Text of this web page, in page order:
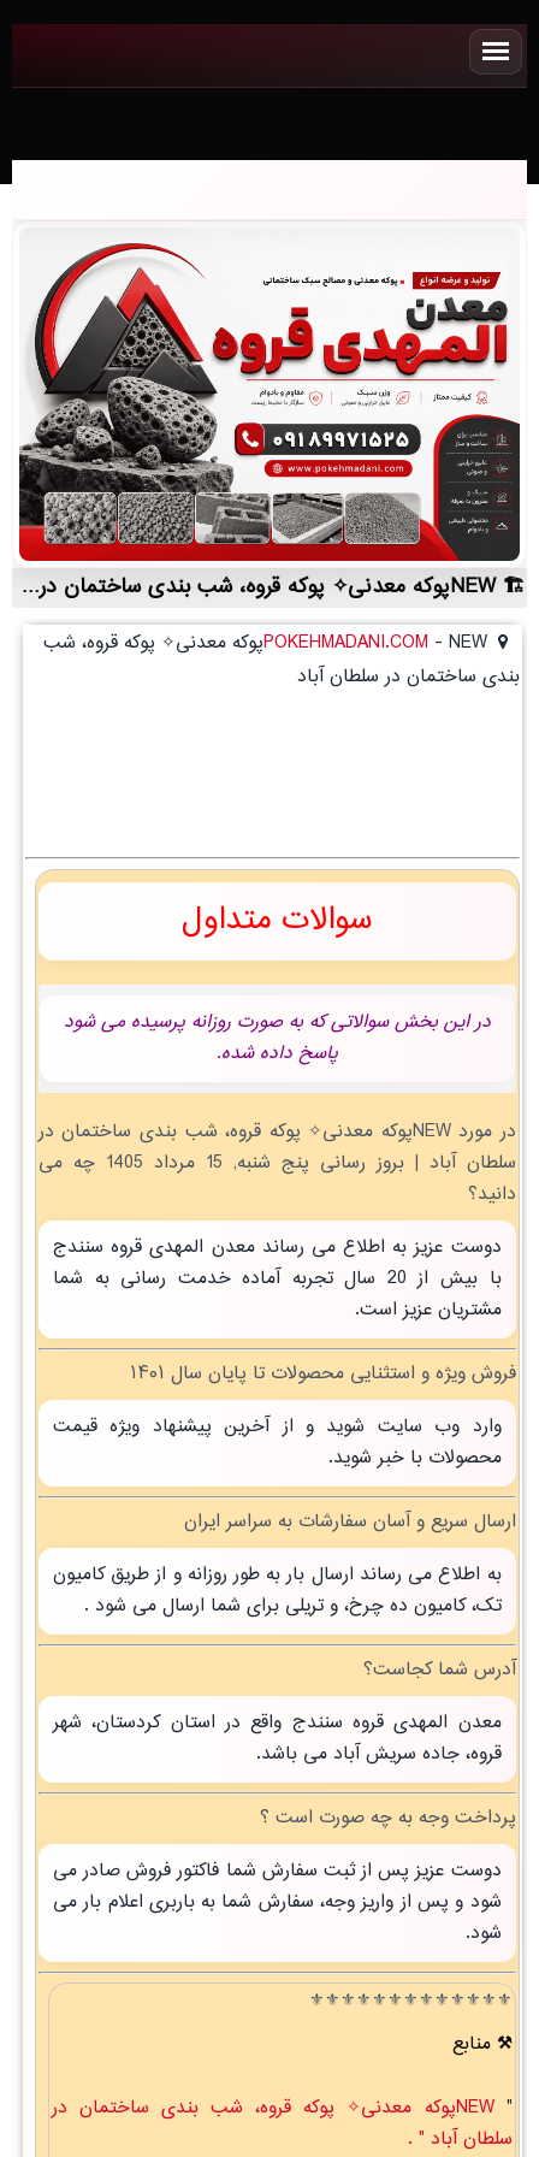
NEWپوکه معدنی✧ پوکه قروه، شب بندی ساختمان در سلطان آباد | لیست قیمت روز و خرید مستقیم ، مناسب تر از نمایندگی شهرستان ها
POKEHMADANI.COM -
NEWپوکه معدنی✧ پوکه قروه، شب
بندی ساختمان در سلطان آباد
سوالات متداول
در این بخش سوالاتی که به صورت روزانه پرسیده می شود
پاسخ داده شده.
در مورد NEWپوکه معدنی✧ پوکه قروه، شب بندی ساختمان در
سلطان آباد | بروز رسانی پنج شنبه, 15 مرداد 1405 چه می
دانید؟
دوست عزیز به اطلاع می رساند معدن المهدی قروه سنندج
با بیش از 20 سال تجربه آماده خدمت رسانی به شما
مشتریان عزیز است.
فروش ویژه و استثنایی محصولات تا پایان سال ۱۴۰۱
وارد وب سایت شوید و از آخرین پیشنهاد ویژه قیمت
محصولات با خبر شوید.
ارسال سریع و آسان سفارشات به سراسر ایران
به اطلاع می رساند ارسال بار به طور روزانه و از طریق کامیون
تک، کامیون ده چرخ، و تریلی برای شما ارسال می شود .
آدرس شما کجاست؟
معدن المهدی قروه سنندج واقع در استان کردستان، شهر
قروه، جاده سریش آباد می باشد.
پرداخت وجه به چه صورت است ؟
دوست عزیز پس از ثبت سفارش شما فاکتور فروش صادر می
شود و پس از واریز وجه، سفارش شما به باربری اعلام بار می
شود.
⚜️⚜️⚜️⚜️⚜️⚜️⚜️⚜️⚜️⚜️⚜️⚜️⚜️
منابع
"
NEWپوکه معدنی✧ پوکه قروه، شب بندی ساختمان در
سلطان آباد " .